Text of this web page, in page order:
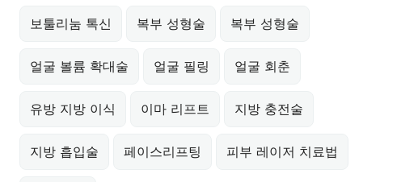
보툴리눔 톡신 복부 성형술 복부 성형술
얼굴 볼륨 확대술 얼굴 필링 얼굴 회춘
유방 지방 이식 이마 리프트 지방 충전술
지방 흡입술 페이스리프팅 피부 레이저 치료법